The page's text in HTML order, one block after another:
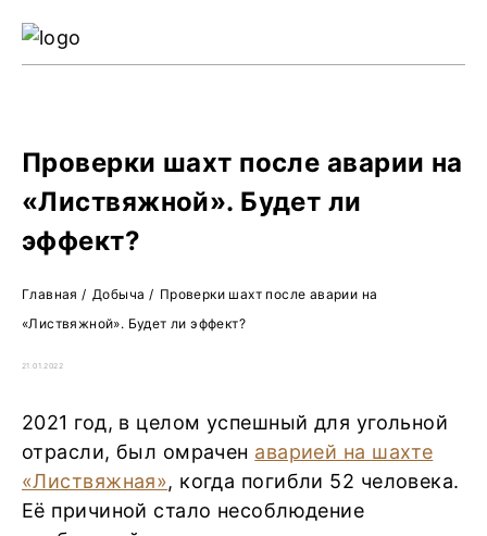
Проверки шахт после аварии на
«Листвяжной». Будет ли
эффект?
Главная / Добыча / Проверки шахт после аварии на
«Листвяжной». Будет ли эффект?
21.01.2022
2021 год, в целом успешный для угольной
отрасли, был омрачен аварией на шахте
«Листвяжная», когда погибли 52 человека.
Её причиной стало несоблюдение